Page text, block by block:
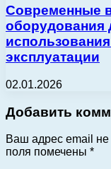
Современные
оборудования
эксплуатации
02.01.2026
Добавить
Ваш адрес email не
поля помечены *